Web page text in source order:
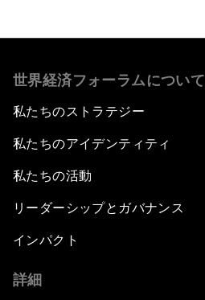
世界経済フォーラムについて
私たちのストラテジー
私たちのアイデンティティ
私たちの活動
リーダーシップとガバナンス
インパクト
詳細